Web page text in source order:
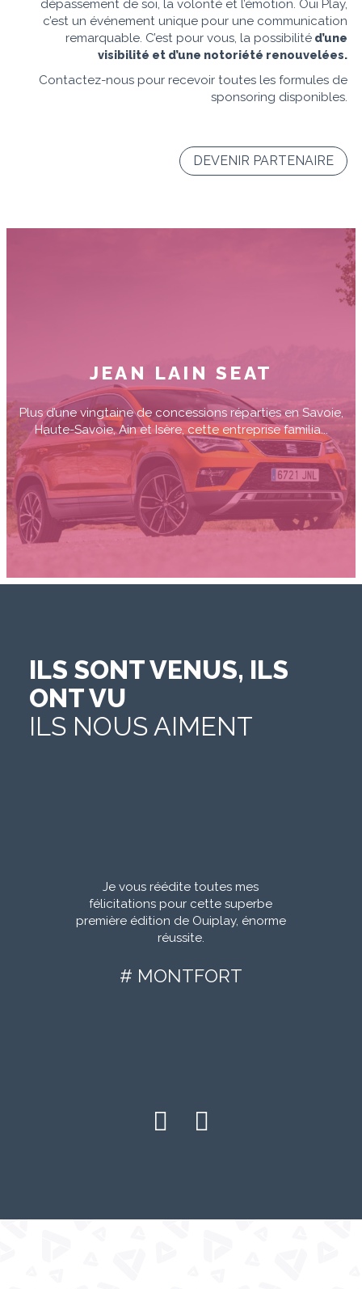
dépassement de soi, la volonté et l’émotion. Oui Play,
c’est un événement unique pour une communication
remarquable. C’est pour vous, la possibilité d’une
visibilité et d’une notoriété renouvelées.
Contactez-nous pour recevoir toutes les formules de
sponsoring disponibles.
DEVENIR PARTENAIRE
JEAN LAIN SEAT
Plus d’une vingtaine de concessions réparties en Savoie,
Haute-Savoie, Ain et Isère, cette entreprise familia...
ILS SONT VENUS, ILS
ONT VU
ILS NOUS AIMENT
Je vous réédite toutes mes
félicitations pour cette superbe
première édition de Ouiplay, énorme
réussite.
# MONTFORT